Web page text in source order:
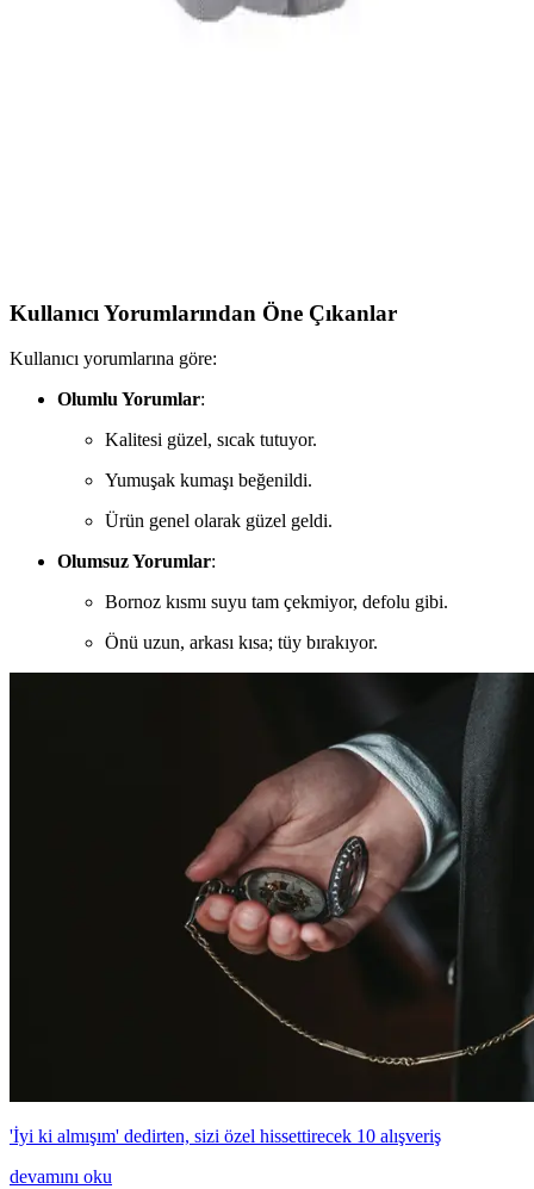
Kullanıcı Yorumlarından Öne Çıkanlar
Kullanıcı yorumlarına göre:
Olumlu Yorumlar:
Kalitesi güzel, sıcak tutuyor.
Yumuşak kumaşı beğenildi.
Ürün genel olarak güzel geldi.
Olumsuz Yorumlar:
Bornoz kısmı suyu tam çekmiyor, defolu gibi.
Önü uzun, arkası kısa; tüy bırakıyor.
'İyi ki almışım' dedirten, sizi özel hissettirecek 10 alışveriş
devamını oku